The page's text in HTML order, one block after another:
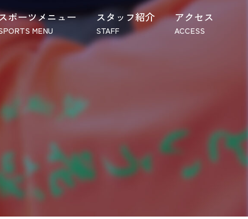
ポーツメニュー
MENU
スタッフ紹介
STAFF
アクセス
ACCESS